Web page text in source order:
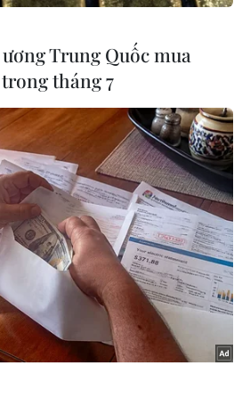
Trãi (Hà Đông) làm thủ tục xét
8. (Ảnh: Hoàng Hiếu/TTXVN)
Trung Quốc mua
tháng 7